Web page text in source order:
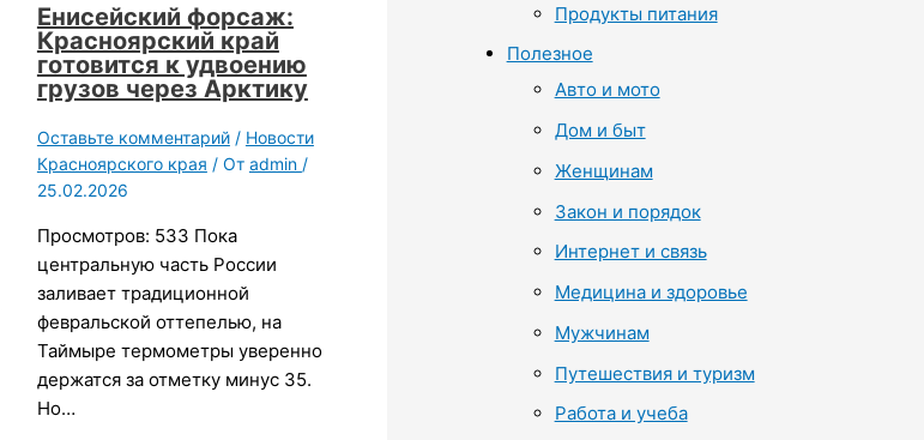
Енисейский форсаж:
Красноярский край
готовится к удвоению
грузов через Арктику
Оставьте комментарий / Новости
Красноярского края / От admin /
25.02.2026
Просмотров: 533 Пока
центральную часть России
заливает традиционной
февральской оттепелью, на
Таймыре термометры уверенно
держатся за отметку минус 35.
Но…
Продукты питания
Полезное
Авто и мото
Дом и быт
Женщинам
Закон и порядок
Интернет и связь
Медицина и здоровье
Мужчинам
Путешествия и туризм
Работа и учеба